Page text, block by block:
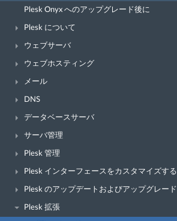
Plesk Onyx へのアップグレード後に
Plesk について
ウェブサーバ
ウェブホスティング
メール
DNS
データベースサーバ
サーバ管理
Plesk 管理
Plesk インターフェースをカスタマイズする
Plesk のアップデートおよびアップグレード
Plesk 拡張